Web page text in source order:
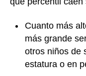
Cuanto más
más grande
otros niños de
estatura o en